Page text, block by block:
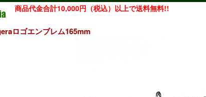
商品代金合計10,000円（税込）以上で送料無料!!
ロゴエンブレム165mm